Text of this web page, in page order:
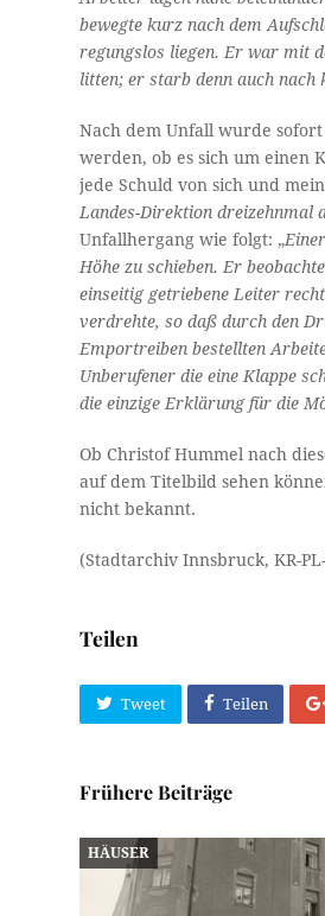
bewegte kurz nach dem
regungslos liegen. Er war mit
litten; er starb denn auch nach
Nach dem Unfall wurde
werden, ob es sich um einen
jede Schuld von sich und
Landes-Direktion dreizehnmal
Unfallhergang wie folgt: „
Höhe zu schieben. Er
einseitig getriebene Leiter
verdrehte, so daß durch den
Emportreiben bestellten
Unberufener die eine Klappe
die einzige Erklärung für die
Ob Christof Hummel nach
auf dem Titelbild sehen
nicht bekannt.
(Stadtarchiv Innsbruck, KR-
Teilen
Tweet Teilen
Frühere Beiträge
HÄUSER